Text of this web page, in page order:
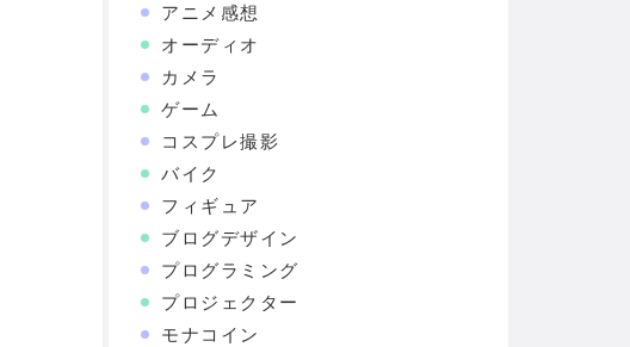
アニメ感想
オーディオ
カメラ
ゲーム
コスプレ撮影
バイク
フィギュア
ブログデザイン
プログラミング
プロジェクター
モナコイン